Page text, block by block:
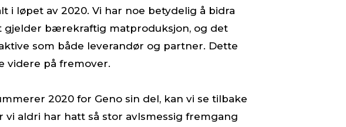
i løpet av 2020. Vi har noe betydelig å bidra
gjelder bærekraftig matproduksjon, og det
som både leverandør og partner. Dette
videre på fremover.
2020 for Geno sin del, kan vi se tilbake
vi aldri har hatt så stor avlsmessig fremgang